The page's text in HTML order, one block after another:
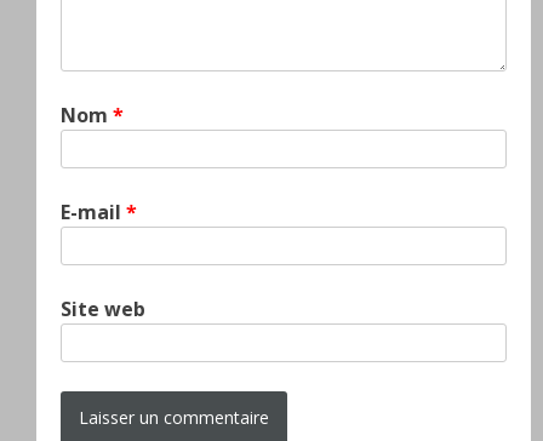
Nom *
E-mail *
Site web